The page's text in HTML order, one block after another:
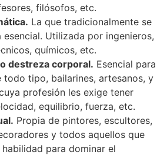
filósofos, etc.
La que tradicionalmente se
esencial. Utilizada por ingenieros,
químicos, etc.
destreza corporal. Esencial para
tipo, bailarines, artesanos, y
profesión les exige tener
equilibrio, fuerza, etc.
Propia de pintores, escultores,
y todos aquellos que
para dominar el